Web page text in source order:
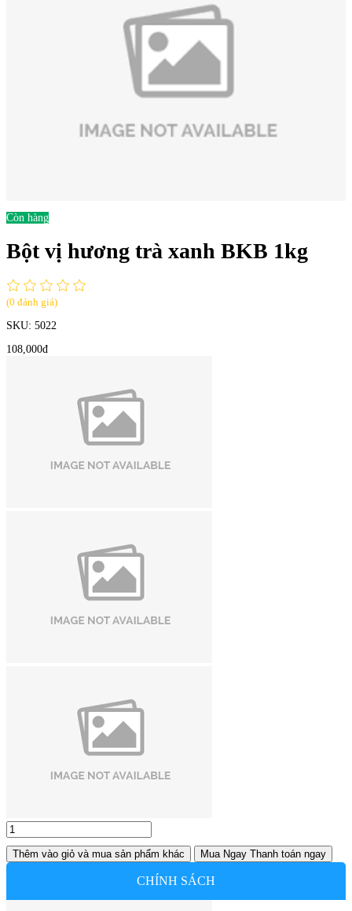
Còn hàng
Bột vị hương trà xanh BKB 1kg
(0 đánh giá)
SKU: 5022
108,000đ
Thêm vào giỏ và mua sản phẩm khác Mua Ngay Thanh toán ngay
CHÍNH SÁCH